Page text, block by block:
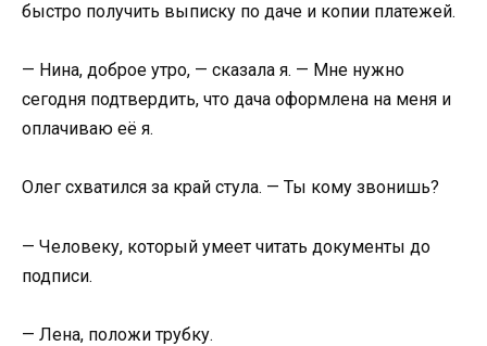
быстро получить выписку по даче и копии платежей.
— Нина, доброе утро, — сказала я. — Мне нужно
сегодня подтвердить, что дача оформлена на меня и
оплачиваю её я.
Олег схватился за край стула. — Ты кому звонишь?
— Человеку, который умеет читать документы до
подписи.
— Лена, положи трубку.